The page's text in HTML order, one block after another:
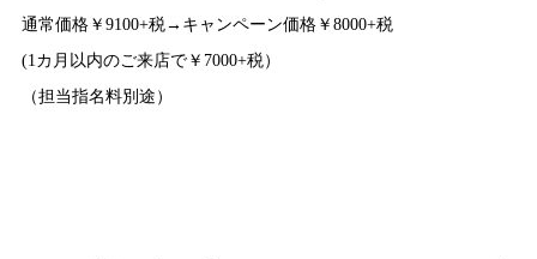
通常価格￥9100+税→キャンペーン価格￥8000+税
(1カ月以内のご来店で￥7000+税）
（担当指名料別途）